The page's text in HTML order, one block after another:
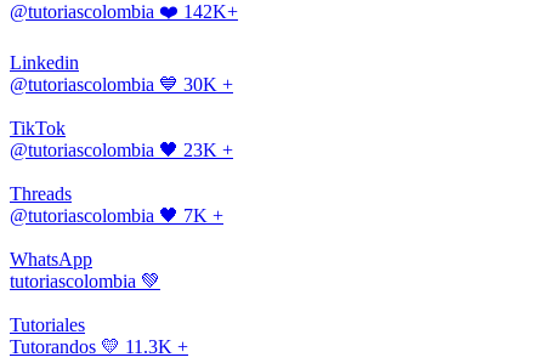
@tutoriascolombia ❤️ 142K+
Linkedin
@tutoriascolombia 💙 30K +
TikTok
@tutoriascolombia 🖤 23K +
Threads
@tutoriascolombia 🖤 7K +
WhatsApp
tutoriascolombia 💚
Tutoriales
Tutorandos 💛 11.3K +